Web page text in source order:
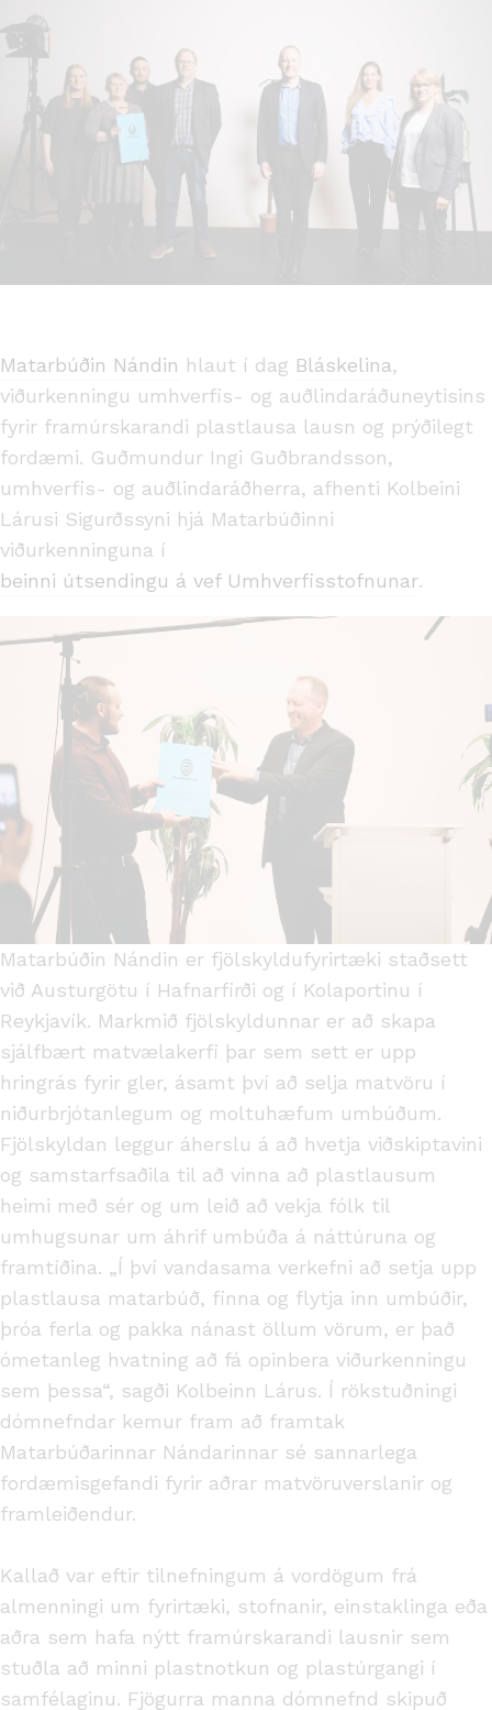
Matarbúðin Nándin hlaut í dag Bláskelina,
viðurkenningu umhverfis- og auðlindaráðuneytisins
fyrir framúrskarandi plastlausa lausn og prýðilegt
fordæmi. Guðmundur Ingi Guðbrandsson,
umhverfis- og auðlindaráðherra, afhenti Kolbeini
Lárusi Sigurðssyni hjá Matarbúðinni
viðurkenninguna í
beinni útsendingu á vef Umhverfisstofnunar.
Matarbúðin Nándin er fjölskyldufyrirtæki staðsett
við Austurgötu í Hafnarfirði og í Kolaportinu í
Reykjavík. Markmið fjölskyldunnar er að skapa
sjálfbært matvælakerfi þar sem sett er upp
hringrás fyrir gler, ásamt því að selja matvöru í
niðurbrjótanlegum og moltuhæfum umbúðum.
Fjölskyldan leggur áherslu á að hvetja viðskiptavini
og samstarfsaðila til að vinna að plastlausum
heimi með sér og um leið að vekja fólk til
umhugsunar um áhrif umbúða á náttúruna og
framtíðina. „Í því vandasama verkefni að setja upp
plastlausa matarbúð, finna og flytja inn umbúðir,
þróa ferla og pakka nánast öllum vörum, er það
ómetanleg hvatning að fá opinbera viðurkenningu
sem þessa“, sagði Kolbeinn Lárus. Í rökstuðningi
dómnefndar kemur fram að framtak
Matarbúðarinnar Nándarinnar sé sannarlega
fordæmisgefandi fyrir aðrar matvöruverslanir og
framleiðendur.
Kallað var eftir tilnefningum á vordögum frá
almenningi um fyrirtæki, stofnanir, einstaklinga eða
aðra sem hafa nýtt framúrskarandi lausnir sem
stuðla að minni plastnotkun og plastúrgangi í
samfélaginu. Fjögurra manna dómnefnd skipuð